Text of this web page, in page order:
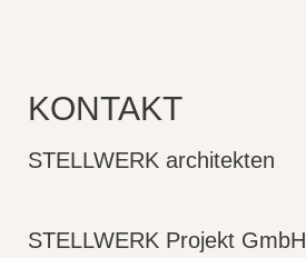
KONTAKT
STELLWERK architekten
STELLWERK Projekt GmbH